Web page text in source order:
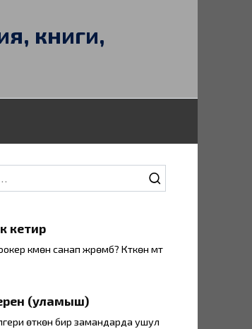
книги,
күмөн санап жүрөмбү? Күткөн үмүт
(уламыш)
өткөн бир замандарда ушул